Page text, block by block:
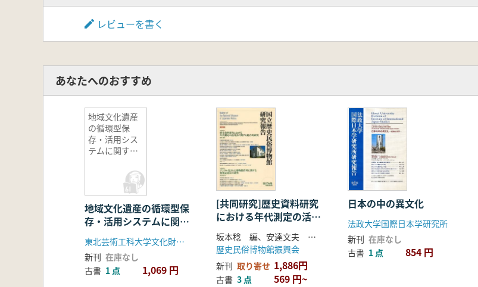
レビューを書く
あなたへのおすすめ
地域文化遺産
の循環型保
存・活用シス
テムに関する
地域文化遺産の循環型保
存・活用システムに関す
る総合的研究
東北芸術工科大学文化財保存修復研究センター 長坂一郎
新刊 在庫なし
古書 1 点 1,069 円
[共同研究]歴史資料研究
における年代測定の活用
法に関する総合的研究 坂本稔 編、安達文夫 編
歴史民俗博物館振興会
新刊 取り寄せ 1,886円
古書 3 点 569 円~
日本の中の異文化
法政大学国際日本学研究所
新刊 在庫なし
古書 1 点 854 円